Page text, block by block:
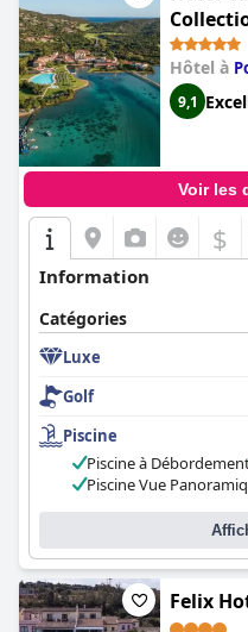
Hôtel à
9,1
Voir les
$
Information
Catégories
Luxe
Golf
Piscine
Piscine à
Piscine Vue
Felix